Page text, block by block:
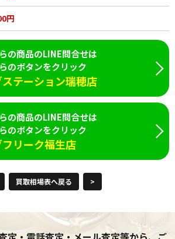
円
の商品のLINE問合せは
のボタンをクリック
ステーション瑞穂店
の商品のLINE問合せは
のボタンをクリック
フリーク福生店
買取相場表へ戻る >